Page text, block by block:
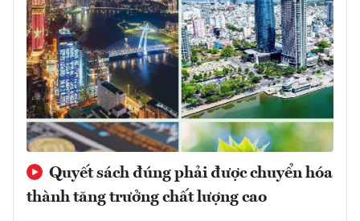
Quyết sách đúng phải được chuyển hóa
thành tăng trưởng chất lượng cao